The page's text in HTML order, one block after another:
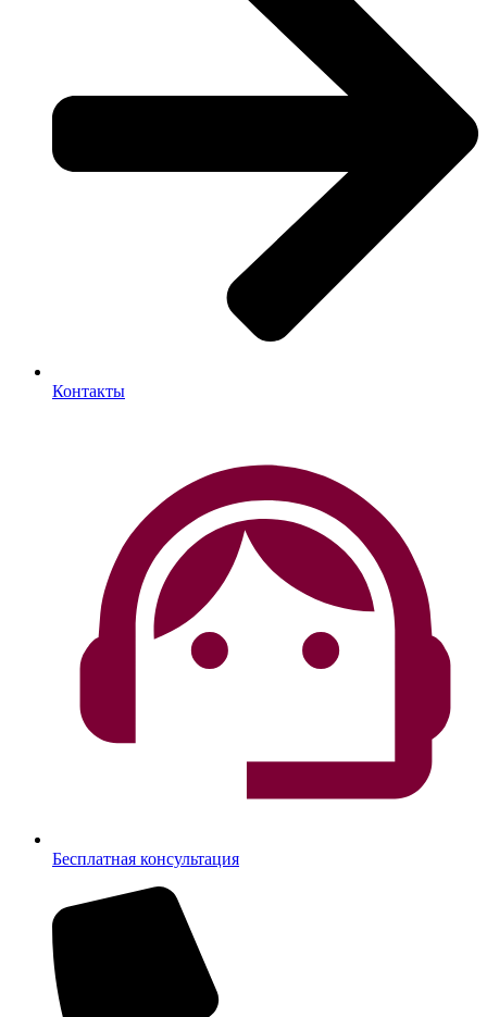
Контакты
Бесплатная консультация